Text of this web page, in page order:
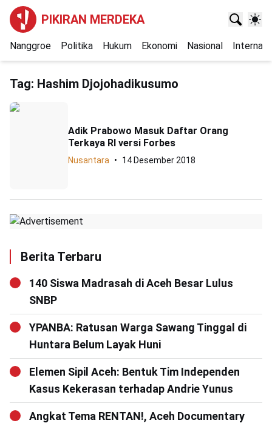
PIKIRAN MERDEKA
Nanggroe Politika Hukum Ekonomi Nasional
Tag: Hashim Djojohadikusumo
Adik Prabowo Masuk Daftar Orang
Terkaya RI versi Forbes
Nusantara 14 Desember 2018
Berita Terbaru
140 Siswa Madrasah di Aceh Besar Lulus
SNBP
YPANBA: Ratusan Warga Sawang Tinggal di
Huntara Belum Layak Huni
Elemen Sipil Aceh: Bentuk Tim Independen
Kasus Kekerasan terhadap Andrie Yunus
Angkat Tema RENTAN!, Aceh Documentary